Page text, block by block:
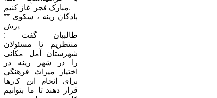
مبارک فجر آغاز کنیم.
** پادگان رینه ، سکوی
پرش
طالبیان گفت :
منتظریم تا مسئولان
شهرستان آمل مکانی
را در شهر رینه در
اختیار میراث فرهنگی
برای انجام این کارها
قرار دهند تا ما بتوانیم